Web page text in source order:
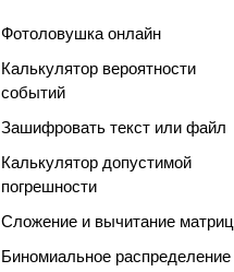
Фотоловушка онлайн
Калькулятор вероятности
событий
Зашифровать текст или файл
Калькулятор допустимой
погрешности
Сложение и вычитание матриц
Биномиальное распределение